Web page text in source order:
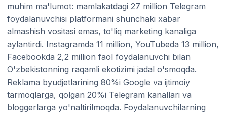
muhim ma'lumot: mamlakatdagi 27 million Telegram
foydalanuvchisi platformani shunchaki xabar
almashish vositasi emas, to'liq marketing kanaliga
aylantirdi. Instagramda 11 million, YouTubeda 13 million,
Facebookda 2,2 million faol foydalanuvchi bilan
O'zbekistonning raqamli ekotizimi jadal o'smoqda.
Reklama byudjetlarining 80%i Google va ijtimoiy
tarmoqlarga, qolgan 20%i Telegram kanallari va
bloggerlarga yo'naltirilmoqda. Foydalanuvchilarning